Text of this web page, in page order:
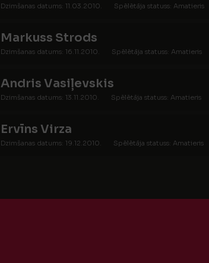
Dzimšanas datums: 11.03.2010. Spēlētāja statuss: Amatieris
Markuss Strods
Dzimšanas datums: 16.11.2010. Spēlētāja statuss: Amatieris
Andris Vasiļevskis
Dzimšanas datums: 13.11.2010. Spēlētāja statuss: Amatieris
Ervīns Virza
Dzimšanas datums: 19.12.2010. Spēlētāja statuss: Amatieris